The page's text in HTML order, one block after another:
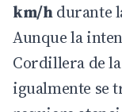
km/hdurante
Aunque la
Cordillera de
igualmente se